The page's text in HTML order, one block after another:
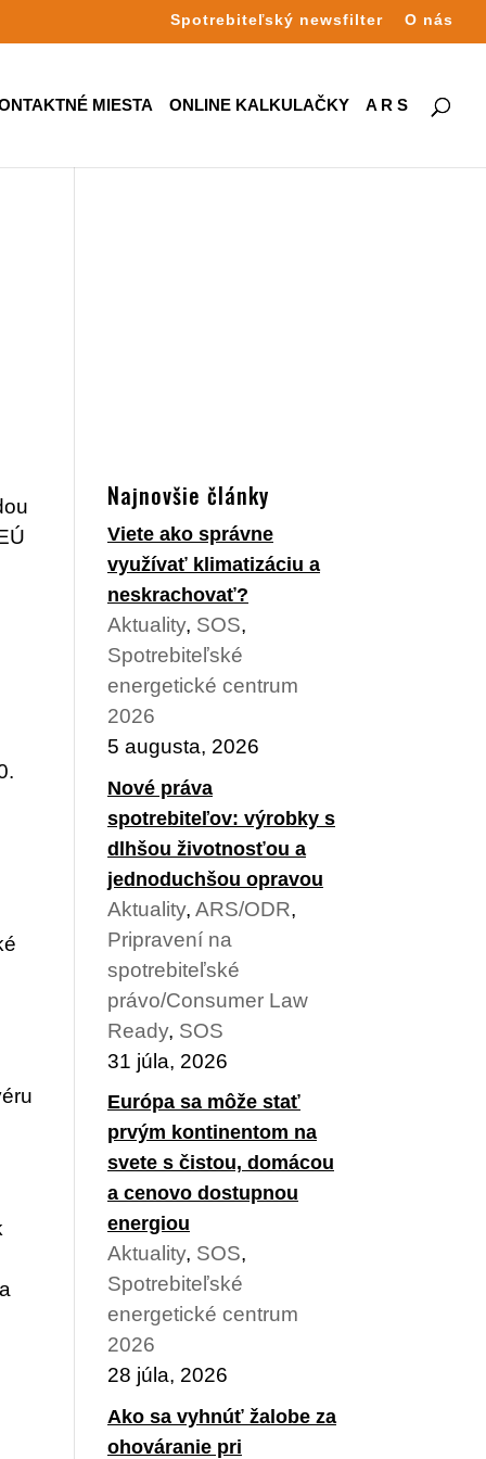
Spotrebiteľský newsfilter O nás
MIESTA ONLINE KALKULAČKY A R S
Najnovšie články
Viete ako správne
využívať klimatizáciu a
neskrachovať?
Aktuality, SOS,
Spotrebiteľské
energetické centrum
2026
5 augusta, 2026
Nové práva
spotrebiteľov: výrobky s
dlhšou životnosťou a
jednoduchšou opravou
Aktuality, ARS/ODR,
Pripravení na
spotrebiteľské
právo/Consumer Law
Ready, SOS
31 júla, 2026
Európa sa môže stať
prvým kontinentom na
svete s čistou, domácou
a cenovo dostupnou
energiou
Aktuality, SOS,
Spotrebiteľské
energetické centrum
2026
28 júla, 2026
Ako sa vyhnúť žalobe za
ohováranie pri